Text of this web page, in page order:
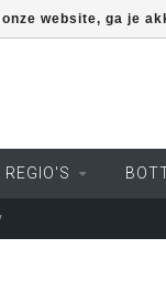
REGIO'S
website, ga je